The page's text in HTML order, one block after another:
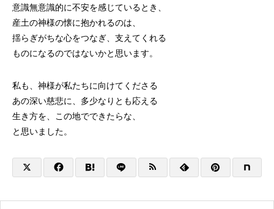
意識無意識的に不安を感じているとき、
産土の神様の懐に抱かれるのは、
揺らぎがちな心をつなぎ、支えてくれる
ものになるのではないかと思います。
私も、神様が私たちに向けてくださる
あの深い慈悲に、多少なりとも応える
生き方を、この地でできたらな、
と思いました。